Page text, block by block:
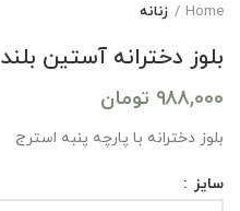
Home زنانه
بلوز دخترانه آستین بلند NONA سفید
988,000 تومان
بلوز دخترانه با پارچه پنبه استرج
سایز